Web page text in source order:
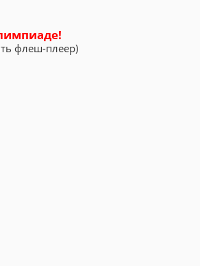
флеш-плеер)